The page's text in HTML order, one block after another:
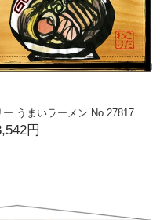
うまいラーメン No.27817
円